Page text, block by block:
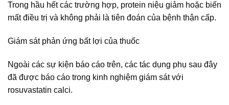
Trong hầu hết các trường hợp, protein niệu giảm hoặc biến
mất điều trị và không phải là tiên đoán của bệnh thận cấp.
Giám sát phản ứng bất lợi của thuốc
Ngoài các sự kiện báo cáo trên, các tác dụng phụ sau đây
đã được báo cáo trong kinh nghiệm giám sát với
rosuvastatin calci.